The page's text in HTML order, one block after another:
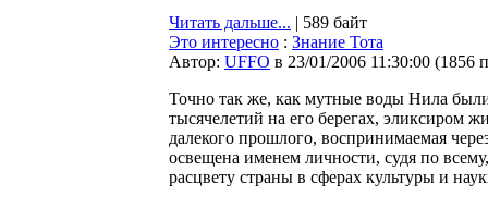
Читать дальше... | 589 байт
Это интересно : Знание Тота
Автор: UFFO в 23/01/2006 11:30:00 (1856
Точно так же, как мутные воды Нила
тысячелетий на его берегах, эликсиром
далекого прошлого, воспринимаемая
освещена именем личности, судя по
расцвету страны в сферах культуры и